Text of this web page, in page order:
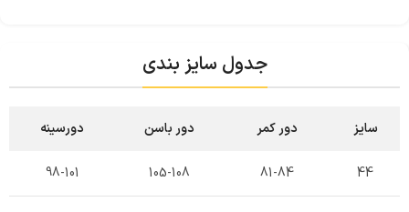
جدول سایز بندی
سایز دور کمر دور باسن دورسینه
44
81-84
105-108
98-101